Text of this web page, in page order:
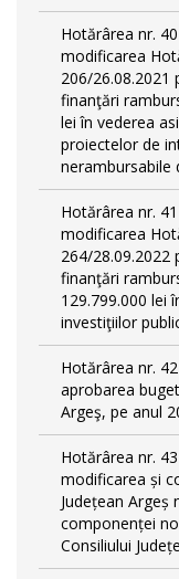
Hotărârea nr.
modificarea
206/26.08.2021
finanţări
lei în vederea
proiectelor de
nerambursabile
Hotărârea nr.
modificarea
264/28.09.2022
finanţări
129.799.000 lei
investiţiilor
Hotărârea nr.
aprobarea
Argeş, pe anul
Hotărârea nr.
modificarea și
Județean Argeș
componenței
Consiliului